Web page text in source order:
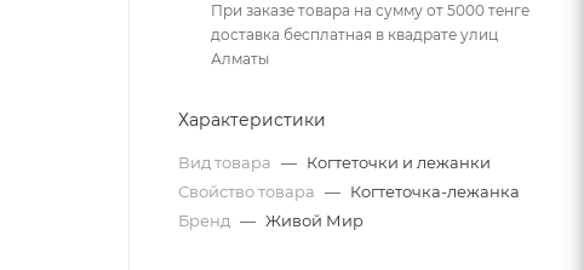
При заказе товара на сумму от 5000 тенге
доставка бесплатная в квадрате улиц
Алматы
Характеристики
Вид товара — Когтеточки и лежанки
Свойство товара — Когтеточка-лежанка
Бренд — Живой Мир